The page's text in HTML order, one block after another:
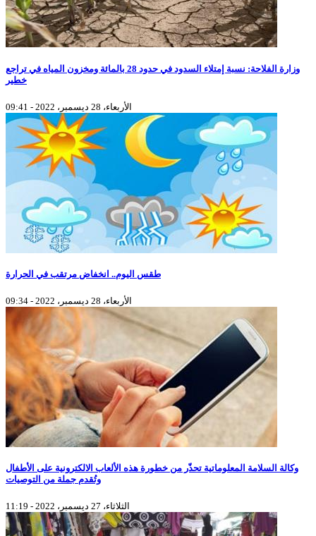
وزارة الفلاحة: نسبة إمتلاء السدود في حدود 28 بالمائة ومخزون المياه في تراجع
خطير
الأربعاء، 28 ديسمبر، 2022 - 09:41
طقس اليوم.. انخفاض مرتقب في الحرارة
الأربعاء، 28 ديسمبر، 2022 - 09:34
وكالة السلامة المعلوماتية تحذّر من خطورة هذه الألعاب الالكترونية على الأطفال
وتُقدم جملة من التوصيات
الثلاثاء، 27 ديسمبر، 2022 - 11:19